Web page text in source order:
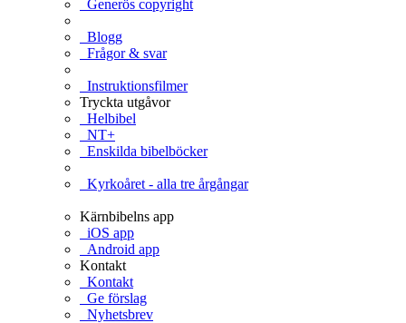
Generös copyright
Blogg
Frågor & svar
Instruktionsfilmer
Tryckta utgåvor
Helbibel
NT+
Enskilda bibelböcker
Kyrkoåret - alla tre årgångar
Kärnbibelns app
iOS app
Android app
Kontakt
Kontakt
Ge förslag
Nyhetsbrev